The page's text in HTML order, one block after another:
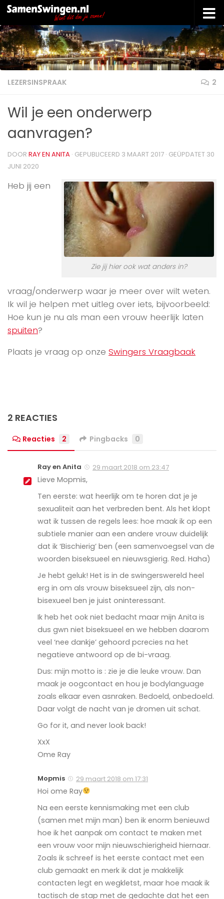
Doorgaan naar inhoud
LEZERSINSPRAAK 2
Wil je een onderwerp
aanvragen?
DOOR RAY EN ANITA · GEPUBLICEERD 3 MAART 2017 · GEÜPDATET 30
JUNI 2020
Zie jij hier ook wat anders in?
Heb jij een
vraag/onderwerp waar je meer over wilt weten.
Ik wil je helpen met uitleg over iets, bijvoorbeeld:
Hoe kun je nu als man een vrouw heerlijk laten
spuiten?
Plaats je vraag op onze Swingers Vraagbaak
2 REACTIES
Reacties 2 Pingbacks 0
Ray en Anita 29 maart 2018 om 23:47
Lieve Mopmis,
Ten eerste: wat heerlijk om te horen dat je je
sexualiteit aan het verbreden bent. Als het klopt
wat ik tussen de regels lees: hoe maak ik op een
subtiele manier aan een andere vrouw duidelijk
dat ik ‘Bischierig’ ben (een samenvoegsel van de
woorden biseksueel en nieuwsgierig. Red. Haha)
Je hebt geluk! Het is in de swingerswereld heel
erg in om als vrouw biseksueel zijn, als non-
bisexueel ben je juist oninteressant.
Ik heb het ook niet bedacht maar mijn Anita is
dus gwn niet biseksueel en we hebben daarom
veel ‘nee dankje’ gehoord pcrecies na het
negatieve antwoord op de bi-vraag.
Dus: mijn motto is : zie je die leuke vrouw. Dan
maak je oogcontact en hou je bodylanguage
zoals elkaar even asnraken. Bedoeld, onbedoeld.
Daar volgt de nacht van je dromen uit schat.
Go for it, and never look back!
XxX
Ome Ray
Mopmis 29 maart 2018 om 17:31
Hoi ome Ray
Na een eerste kennismaking met een club
(samen met mijn man) ben ik enorm benieuwd
hoe ik het aanpak om contact te maken met
een vrouw voor mijn nieuwschierigheid hiernaar.
Zoals ik schreef is het eerste contact met een
club gemaakt en merk ik dat je makkelijk
contacten legt en wegkletst, maar hoe maak ik
tactisch de stap met de gedachte dat het een